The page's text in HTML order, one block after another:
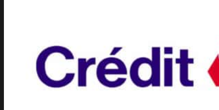
Subvention Municipale